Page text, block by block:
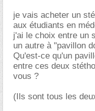
je vais acheter un
aux étudiants en
j'ai le choix entre un
un autre à "pavillon
Qu'est-ce qu'un
entre ces deux
vous ?
(Ils sont tous les